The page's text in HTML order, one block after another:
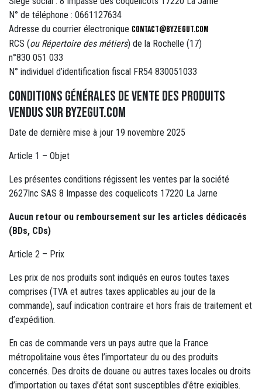
N° de téléphone : 0661127634
Adresse du courrier électronique contact@byzegut.com
RCS (ou Répertoire des métiers) de la Rochelle (17)
n°830 051 033
N° individuel d’identification fiscal FR54 830051033
Conditions générales de vente des produits
vendus sur byzegut.com
Date de dernière mise à jour 19 novembre 2025
Article 1 – Objet
Les présentes conditions régissent les ventes par la société
2627Inc SAS 8 Impasse des coquelicots 17220 La Jarne
Aucun retour ou remboursement sur les articles dédicacés
(BDs, CDs)
Article 2 – Prix
Les prix de nos produits sont indiqués en euros toutes taxes
comprises (TVA et autres taxes applicables au jour de la
commande), sauf indication contraire et hors frais de traitement et
d’expédition.
En cas de commande vers un pays autre que la France
métropolitaine vous êtes l’importateur du ou des produits
concernés. Des droits de douane ou autres taxes locales ou droits
d’importation ou taxes d’état sont susceptibles d’être exigibles.